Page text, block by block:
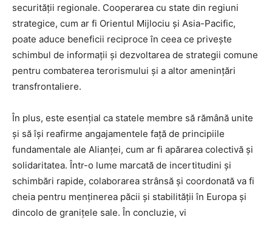
securității regionale. Cooperarea cu state din regiuni
strategice, cum ar fi Orientul Mijlociu și Asia-Pacific,
poate aduce beneficii reciproce în ceea ce privește
schimbul de informații și dezvoltarea de strategii comune
pentru combaterea terorismului și a altor amenințări
transfrontaliere.
În plus, este esențial ca statele membre să rămână unite
și să își reafirme angajamentele față de principiile
fundamentale ale Alianței, cum ar fi apărarea colectivă și
solidaritatea. Într-o lume marcată de incertitudini și
schimbări rapide, colaborarea strânsă și coordonată va fi
cheia pentru menținerea păcii și stabilității în Europa și
dincolo de granițele sale. În concluzie, vi